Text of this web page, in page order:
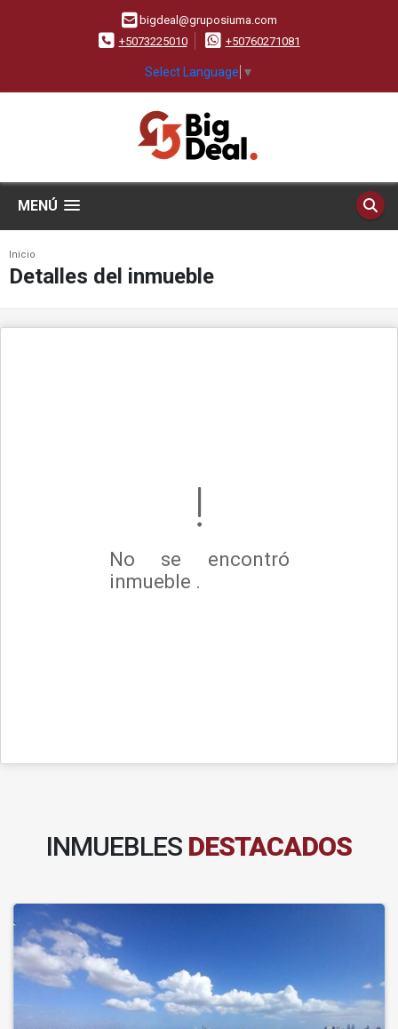
bigdeal@gruposiuma.com
+5073225010
+50760271081
Select Language ▼
MENÚ
Inicio
Detalles del inmueble
No se encontró
inmueble .
INMUEBLES DESTACADOS